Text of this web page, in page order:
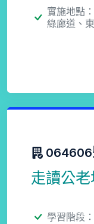
實施地點
綠廊道、
064606
走讀公
學習階段